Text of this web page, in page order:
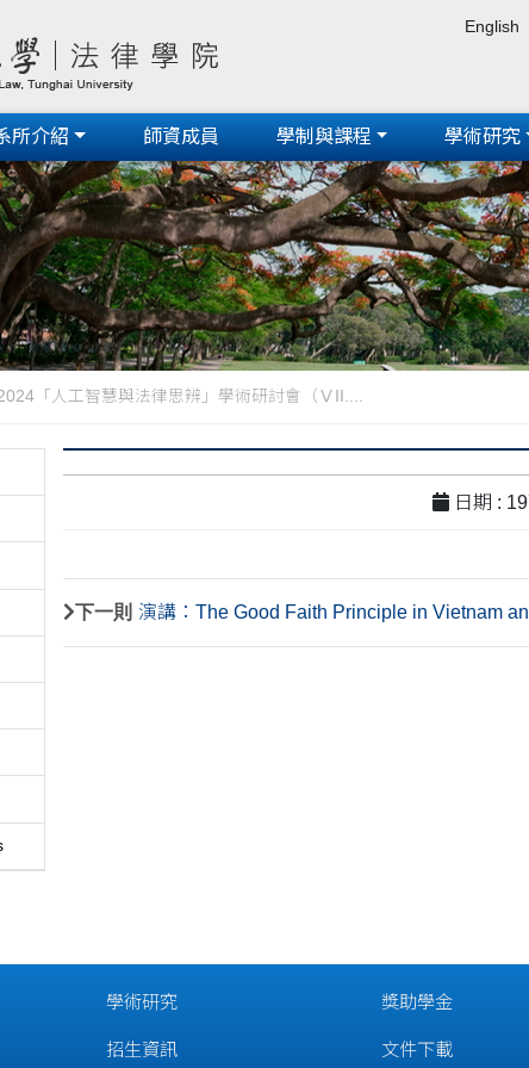
English
所介紹 師資成員 學制與課程 學術研究
「人工智慧與法律思辨」學術研討會（ⅤII....
日期 :
下一則 演講：The Good Faith Principle in Vietnam
學術研究
招生資訊
獎助學金
文件下載